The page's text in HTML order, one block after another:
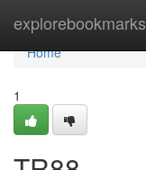
explorebookmarks
Home
Home
1